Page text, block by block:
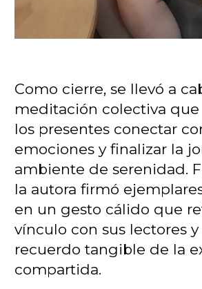
Como cierre, se llevó a
meditación colectiva
los presentes conectar
emociones y finalizar la
ambiente de serenidad.
la autora firmó
en un gesto cálido que
vínculo con sus lectores
recuerdo tangible de la
compartida.